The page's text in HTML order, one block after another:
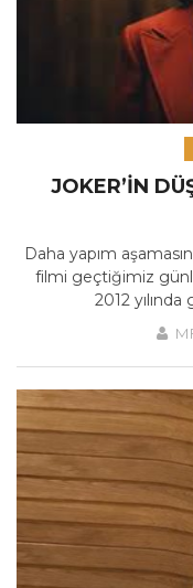
JOKER’IN
Daha yapım
filmi geçtiğimiz
2012